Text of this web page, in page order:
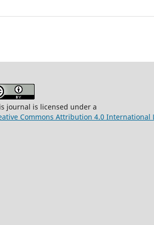
journal is licensed under a
Commons Attribution 4.0 International